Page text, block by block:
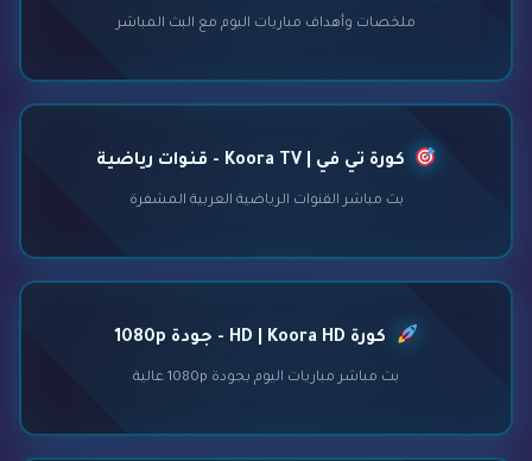
ملخصات وأهداف مباريات اليوم مع البث المباشر
كورة تي في | Koora TV - قنوات رياضية
بث مباشر القنوات الرياضية العربية المشفرة
كورة HD | Koora HD - جودة 1080p
بث مباشر مباريات اليوم بجودة 1080p عالية